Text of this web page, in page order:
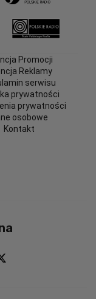
Promocji
Reklamy
serwisu
prywatności
prywatności
osobowe
Kontakt